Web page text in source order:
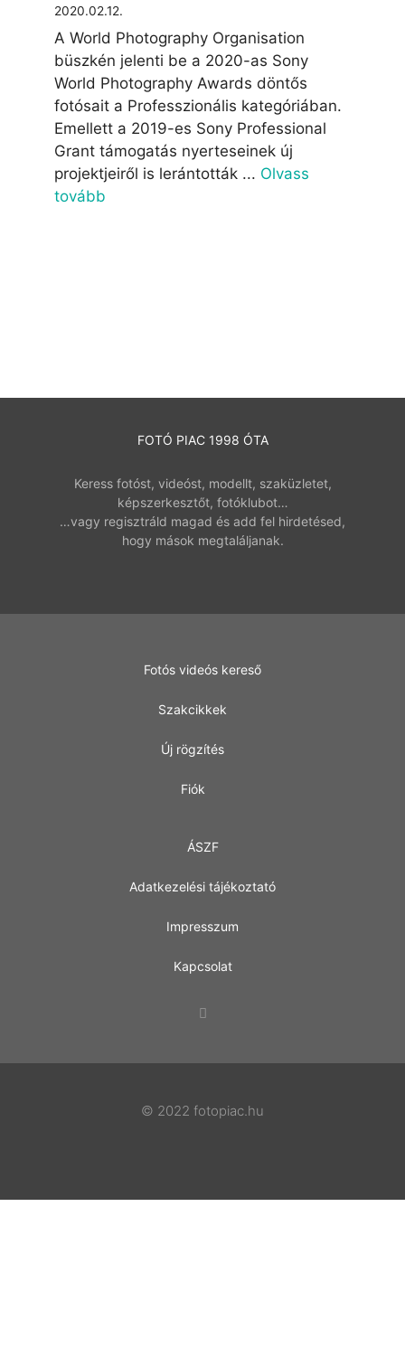
2020.02.12.
A World Photography Organisation
büszkén jelenti be a 2020-as Sony
World Photography Awards döntős
fotósait a Professzionális kategóriában.
Emellett a 2019-es Sony Professional
Grant támogatás nyerteseinek új
projektjeiről is lerántották ... Olvass
tovább
FOTÓ PIAC 1998 ÓTA
Keress fotóst, videóst, modellt, szaküzletet,
képszerkesztőt, fotóklubot…
…vagy regisztráld magad és add fel hirdetésed,
hogy mások megtaláljanak.
Fotós videós kereső
Szakcikkek
Új rögzítés
Fiók
ÁSZF
Adatkezelési tájékoztató
Impresszum
Kapcsolat
© 2022 fotopiac.hu